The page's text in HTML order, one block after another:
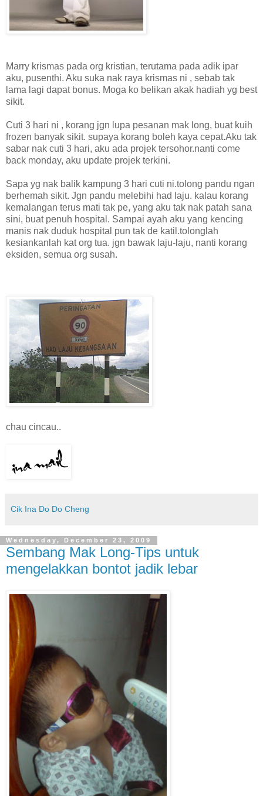
Marry krismas pada org kristian, terutama pada adik ipar
aku, pusenthi. Aku suka nak raya krismas ni , sebab tak
lama lagi dapat bonus. Moga ko belikan akak hadiah yg best
sikit.
Cuti 3 hari ni , korang jgn lupa pesanan mak long, buat kuih
frozen banyak sikit. supaya korang boleh kaya cepat.Aku tak
sabar nak cuti 3 hari, aku ada projek tersohor.nanti come
back monday, aku update projek terkini.
Sapa yg nak balik kampung 3 hari cuti ni.tolong pandu ngan
berhemah sikit. Jgn pandu melebihi had laju. kalau korang
kemalangan terus mati tak pe, yang aku tak nak patah sana
sini, buat penuh hospital. Sampai ayah aku yang kencing
manis nak duduk hospital pun tak de katil.tolonglah
kesiankanlah kat org tua. jgn bawak laju-laju, nanti korang
eksiden, semua org susah.
chau cincau..
Cik Ina Do Do Cheng
Wednesday, December 23, 2009
Sembang Mak Long-Tips untuk
mengelakkan bontot jadik lebar